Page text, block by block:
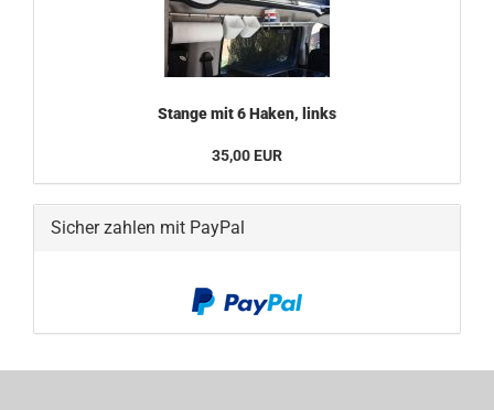
Stange mit 6 Haken, links
35,00 EUR
Sicher zahlen mit PayPal